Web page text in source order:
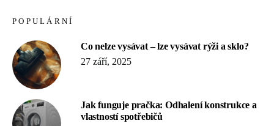
POPULÁRNÍ
Co nelze vysávat – lze vysávat rýži a sklo?
27 září, 2025
Jak funguje pračka: Odhalení konstrukce a
vlastností spotřebičů